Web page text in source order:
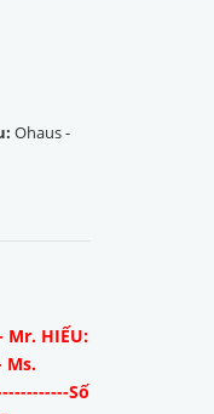
Ohaus -
Mr. HIẾU:
Ms.
Số